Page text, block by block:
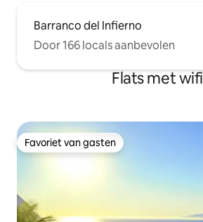
Barranco del Infierno
Door 166 locals aanbevolen
Flats met wifi
Favoriet van gasten
Favoriet van gasten